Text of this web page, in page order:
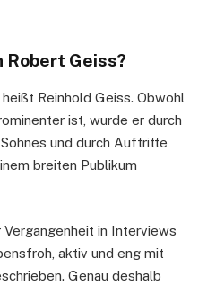
Robert Geiss?
Reinhold Geiss. Obwohl
ist, wurde er durch
und durch Auftritte
breiten Publikum
in Interviews
aktiv und eng mit
Genau deshalb